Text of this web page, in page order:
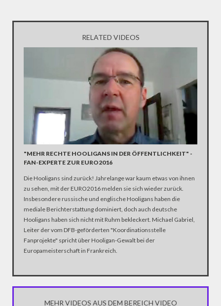
RELATED VIDEOS
"MEHR RECHTE HOOLIGANS IN DER ÖFFENTLICHKEIT" -
FAN-EXPERTE ZUR EURO2016
Die Hooligans sind zurück! Jahrelange war kaum etwas von ihnen
zu sehen, mit der EURO2016 melden sie sich wieder zurück.
Insbesondere russische und englische Hooligans haben die
mediale Berichterstattung dominiert, doch auch deutsche
Hooligans haben sich nicht mit Ruhm bekleckert. Michael Gabriel,
Leiter der vom DFB-geförderten "Koordinationsstelle
Fanprojekte" spricht über Hooligan-Gewalt bei der
Europameisterschaft in Frankreich.
MEHR VIDEOS AUS DEM BEREICH VIDEO